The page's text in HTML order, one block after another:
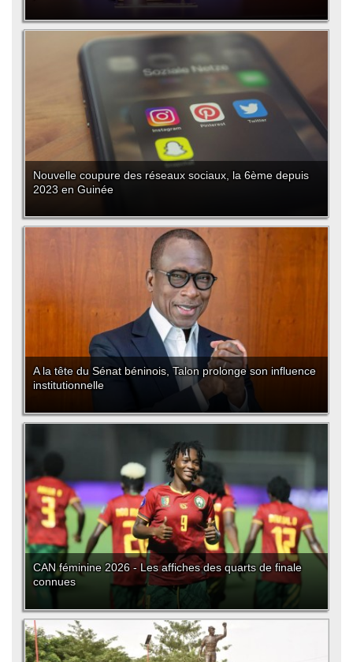
Nouvelle coupure des réseaux sociaux, la 6ème depuis
2023 en Guinée
A la tête du Sénat béninois, Talon prolonge son influence
institutionnelle
CAN féminine 2026 - Les affiches des quarts de finale
connues